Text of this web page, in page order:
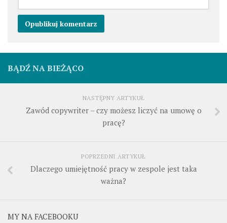
BĄDŹ NA BIEŻĄCO
NASTĘPNY ARTYKUŁ
Zawód copywriter – czy możesz liczyć na umowę o
pracę?
POPRZEDNI ARTYKUŁ
Dlaczego umiejętność pracy w zespole jest taka
ważna?
MY NA FACEBOOKU